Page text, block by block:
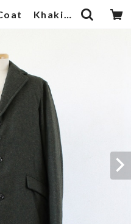
Down Chester Coat Khaki Tweed | 武蔵小杉のセレクトショップ【ナクール】-nakool-